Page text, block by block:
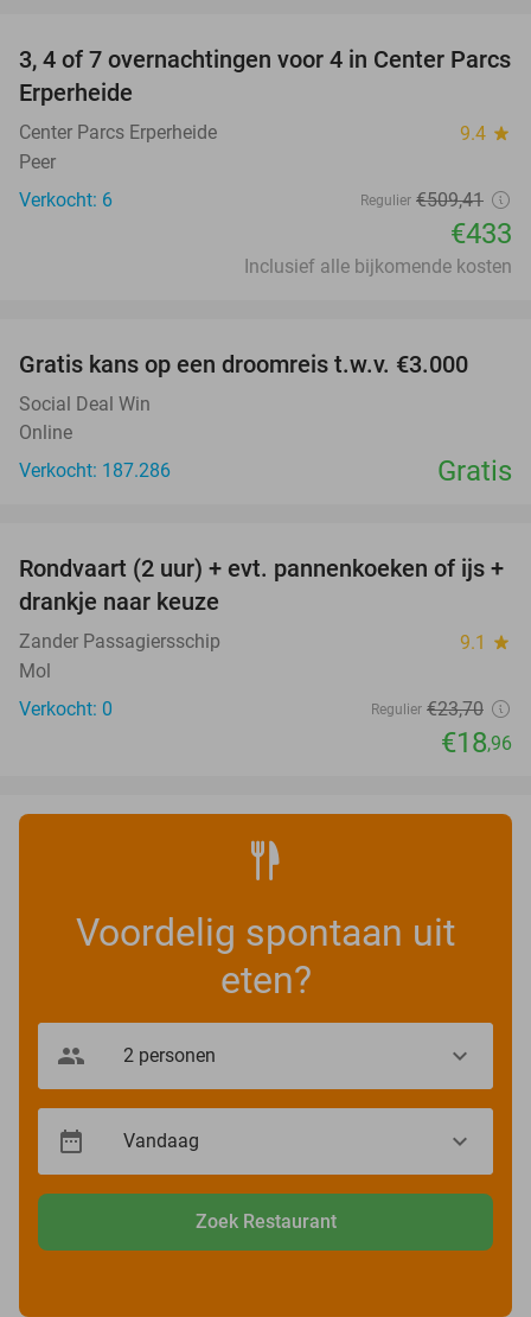
15%
3, 4 of 7 overnachtingen voor 4 in Center Parcs
Erperheide
Center Parcs Erperheide 9.4 star
Peer
Verkocht: 6
Regulier €509,41
€433
Inclusief alle bijkomende kosten
Gratis kans op een droomreis t.w.v. €3.000
Social Deal Win
Online
Verkocht: 187.286
Gratis
20%
TODAY
Rondvaart (2 uur) + evt. pannenkoeken of ijs +
drankje naar keuze
Zander Passagiersschip 9.1 star
Mol
Verkocht: 0
Regulier €23,70
€18,96
Voordelig spontaan uit
eten?
Zoek Restaurant